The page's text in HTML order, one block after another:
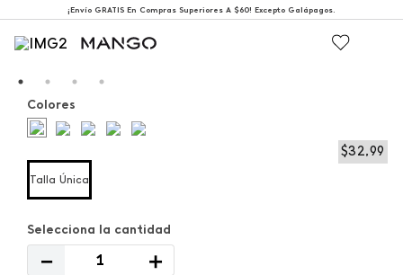
¡Envío GRATIS En Compras Superiores A $60! Excepto Galápagos.
$32,99
Colores
Talla Única
＋
－